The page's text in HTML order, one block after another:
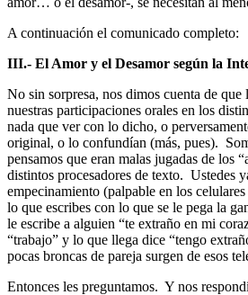
A continuación el comunicado completo:
III.- El Amor y el Desamor según la
No sin sorpresa, nos dimos cuenta de que
nuestras participaciones orales en los
nada que ver con lo dicho, o
original, o lo confundían (más, pues).
pensamos que eran malas jugadas de los
distintos procesadores de texto. Ustedes
empecinamiento (palpable en los
lo que escribes con lo que se le pega la
le escribe a alguien “te extraño en mi
“trabajo” y lo que llega dice “tengo
pocas broncas de pareja surgen de esos
Entonces les preguntamos. Y nos